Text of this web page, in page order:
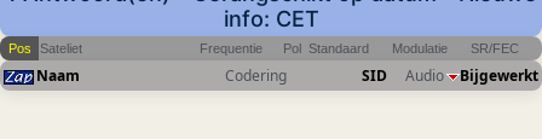
info: CET
Pos Sateliet Frequentie Pol Standaard Modulatie SR/FEC
Naam Codering SID Audio Bijgewerkt